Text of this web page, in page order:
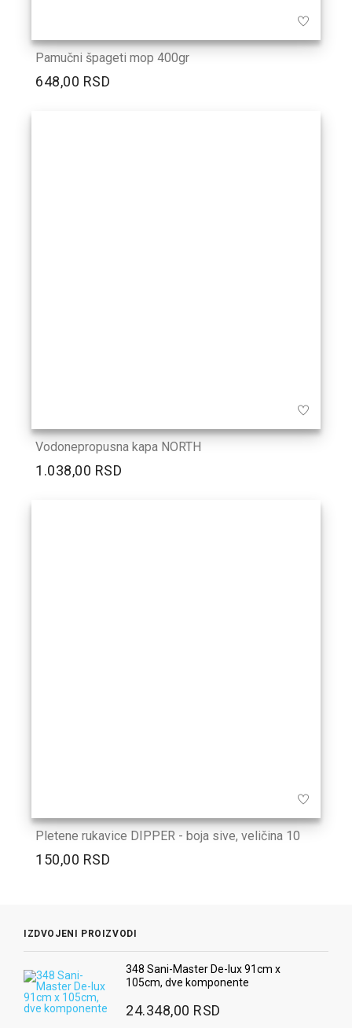
Pamučni špageti mop 400gr
648,00 RSD
Vodonepropusna kapa NORTH
1.038,00 RSD
Pletene rukavice DIPPER - boja sive, veličina 10
150,00 RSD
IZDVOJENI PROIZVODI
348 Sani-Master De-lux 91cm x
105cm, dve komponente
24.348,00 RSD